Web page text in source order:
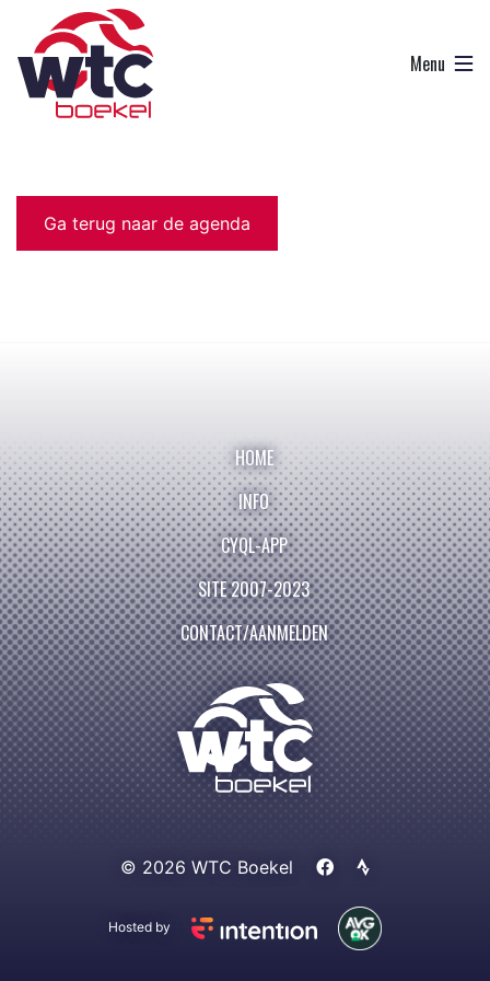
Ga terug naar de agenda
HOME
INFO
CYQL-APP
SITE 2007-2023
CONTACT/AANMELDEN
© 2026 WTC Boekel
Hosted by